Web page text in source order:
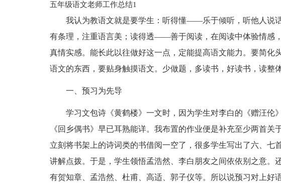
五年级语文老师工作总结1
我认为教语文就是要学生：听得懂——乐于倾听，听他人说
有条理，注重语言美；读得透——善于阅读，在阅读中体验情
真情实感。能长此以往做好这一点，定能提高语文能力。要简化
语文的东西，要贴身触摸语文。少做题，多读书，好读书，读整
一、预习为先导
学习文包诗《黄鹤楼》一文时，因为学生对李白的《赠汪伦
《回乡偶书》早已耳熟能详。我布置的作业便是补充至少两首
立刻将书架上的诗词类的书借阅一空了，很多学生写出了六、七
讲解点拨。于是，学生领悟孟浩然、李白朋友之间依依别之意。
有贺知章、孟浩然、杜甫、高适、郭子仪等。所以说预习对上好